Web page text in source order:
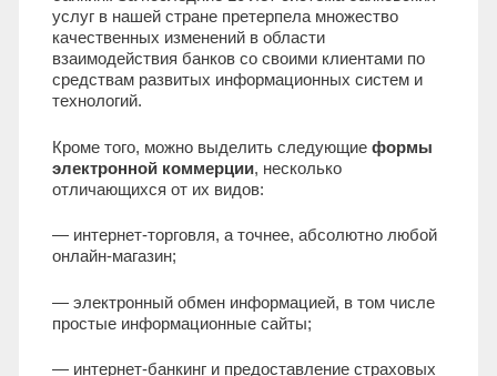
услуг в нашей стране претерпела множество
качественных изменений в области
взаимодействия банков со своими клиентами по
средствам развитых информационных систем и
технологий.
Кроме того, можно выделить следующие формы
электронной коммерции, несколько
отличающихся от их видов:
— интернет-торговля, а точнее, абсолютно любой
онлайн-магазин;
— электронный обмен информацией, в том числе
простые информационные сайты;
— интернет-банкинг и предоставление страховых